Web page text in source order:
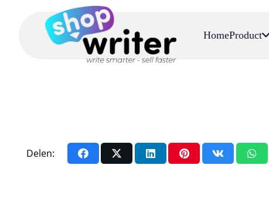
HomeProduct
Delen: